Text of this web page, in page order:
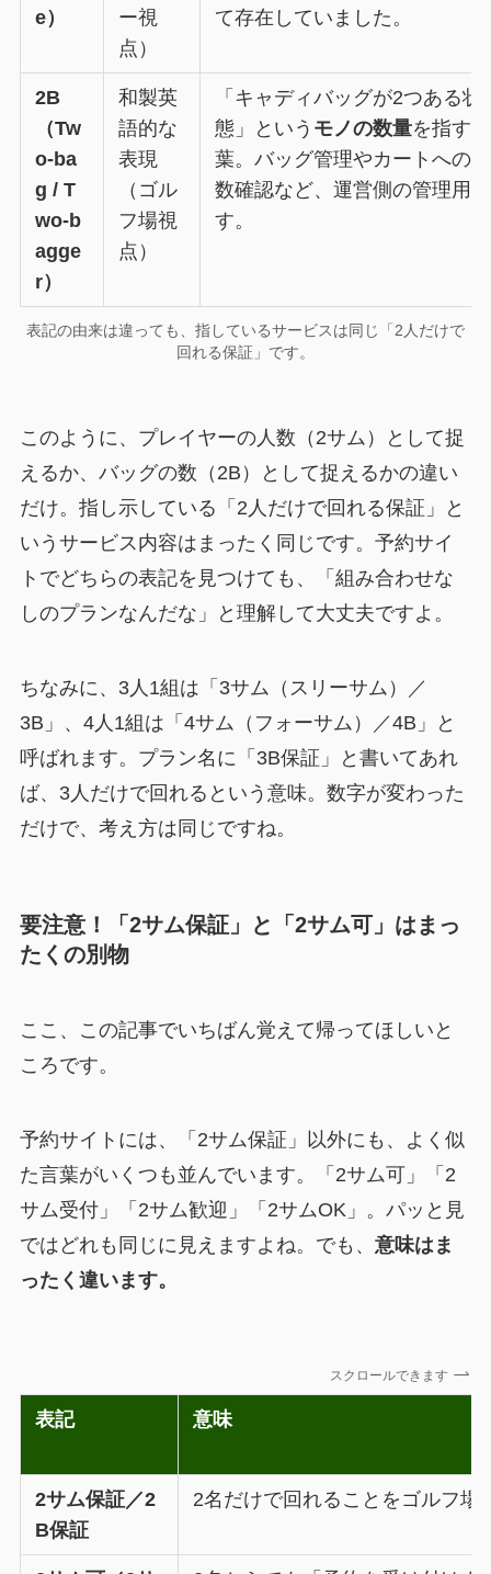
e）
ー視
点）
て存在していました。
2B
（Tw
o-ba
g / T
wo-b
agge
r）
和製英
語的な
表現
（ゴル
フ場視
点）
「キャディバッグが2つある状
態」という モノの数量を指す言
葉。バッグ管理やカートへの
数確認など、運営側の管理用
す。
表記の由来は違っても、指しているサービスは同じ「2人だけで
回れる保証」です。
このように、プレイヤーの人数（2サム）として捉
えるか、バッグの数（2B）として捉えるかの違い
だけ。指し示している「2人だけで回れる保証」と
いうサービス内容はまったく同じです。予約サイ
トでどちらの表記を見つけても、「組み合わせな
しのプランなんだな」と理解して大丈夫ですよ。
ちなみに、3人1組は「3サム（スリーサム）／
3B」、4人1組は「4サム（フォーサム）／4B」と
呼ばれます。プラン名に「3B保証」と書いてあれ
ば、3人だけで回れるという意味。数字が変わった
だけで、考え方は同じですね。
要注意！「2サム保証」と「2サム可」はまっ
たくの別物
ここ、この記事でいちばん覚えて帰ってほしいと
ころです。
予約サイトには、「2サム保証」以外にも、よく似
た言葉がいくつも並んでいます。「2サム可」「2
サム受付」「2サム歓迎」「2サムOK」。パッと見
ではどれも同じに見えますよね。でも、 意味はま
ったく違います。
スクロールできます
表記 意味
2サム保証／2
B保証
2名だけで回れることをゴルフ場